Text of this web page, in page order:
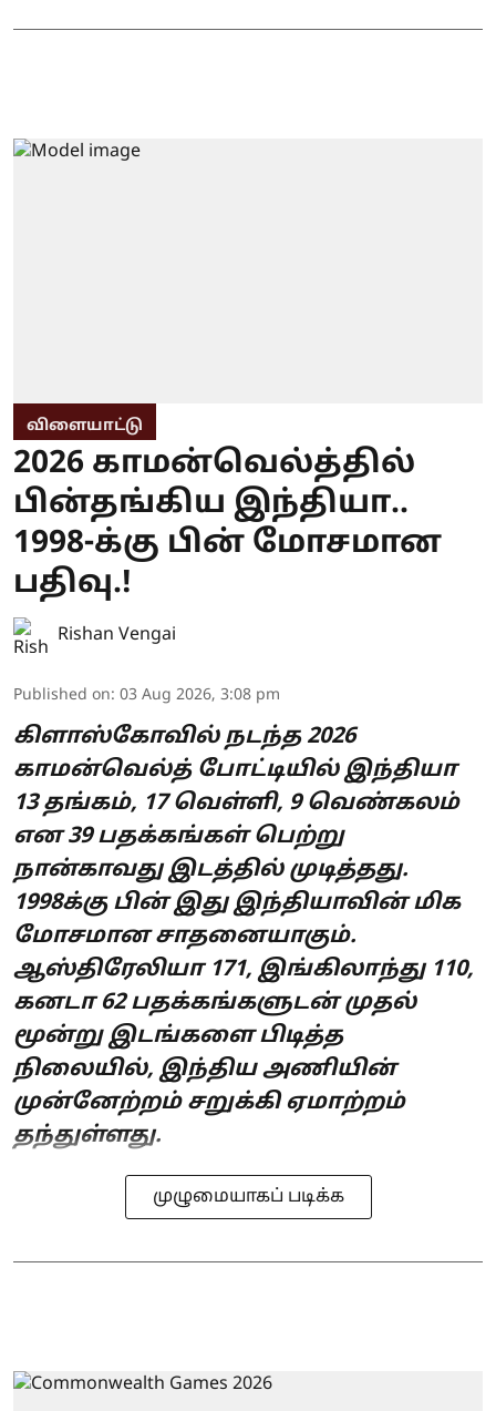
விளையாட்டு
2026 காமன்வெல்த்தில்
பின்தங்கிய இந்தியா..
1998-க்கு பின் மோசமான
பதிவு.!
Rishan Vengai
Published on: 03 Aug 2026, 3:08 pm
கிளாஸ்கோவில் நடந்த 2026
காமன்வெல்த் போட்டியில் இந்தியா
13 தங்கம், 17 வெள்ளி, 9 வெண்கலம்
என 39 பதக்கங்கள் பெற்று
நான்காவது இடத்தில் முடித்தது.
1998க்கு பின் இது இந்தியாவின் மிக
மோசமான சாதனையாகும்.
ஆஸ்திரேலியா 171, இங்கிலாந்து 110,
கனடா 62 பதக்கங்களுடன் முதல்
மூன்று இடங்களை பிடித்த
நிலையில், இந்திய அணியின்
முன்னேற்றம் சறுக்கி ஏமாற்றம்
தந்துள்ளது.
முழுமையாகப் படிக்க